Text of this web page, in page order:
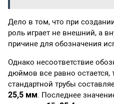
Дело в том, что при
роль играет не внешний, а
причине для обозначения
Однако несоответствие
дюймов все равно остается,
стандартной трубы
25,5 мм. Последнее